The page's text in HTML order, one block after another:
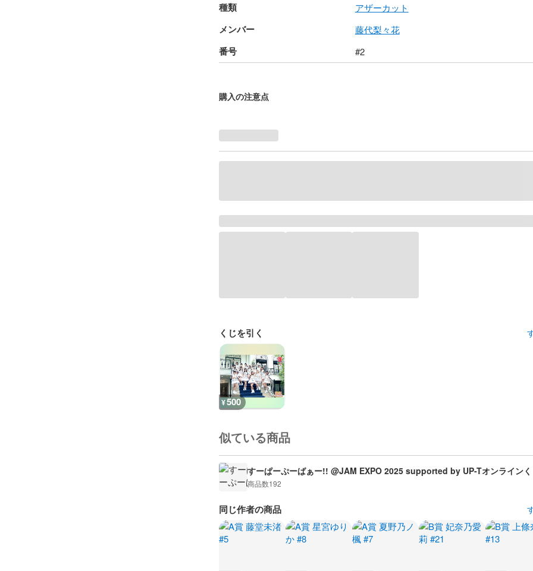
種類 アザーカット
メンバー 藤代梨々花
番号 #2
購入の注意点
くじを引く
¥500
似ている商品
すーぱーぷーばぁー!! @JAM EXPO 2025 supported by UP-Tオンラインく
商品数192
同じ作者の商品